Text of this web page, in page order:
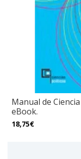
Manual de
eBook.
18,75€